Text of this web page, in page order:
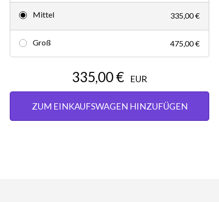
Mittel 335,00 €
Groß 475,00 €
335,00 € EUR
ZUM EINKAUFSWAGEN HINZUFÜGEN